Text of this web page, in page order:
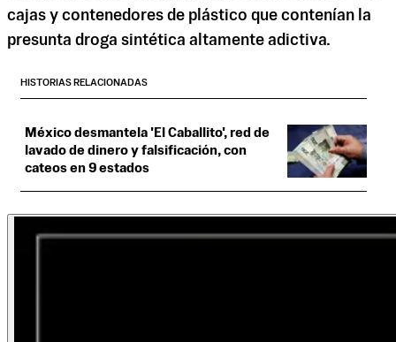
cajas y contenedores de plástico que contenían la
presunta droga sintética altamente adictiva.
HISTORIAS RELACIONADAS
México desmantela 'El Caballito', red de
lavado de dinero y falsificación, con
cateos en 9 estados